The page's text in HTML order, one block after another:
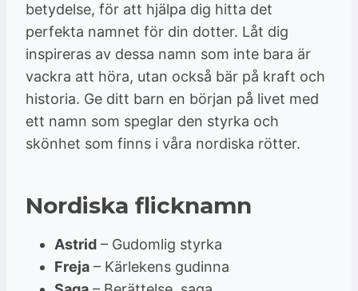
betydelse, för att hjälpa dig hitta det
perfekta namnet för din dotter. Låt dig
inspireras av dessa namn som inte bara är
vackra att höra, utan också bär på kraft och
historia. Ge ditt barn en början på livet med
ett namn som speglar den styrka och
skönhet som finns i våra nordiska rötter.
Nordiska flicknamn
Astrid – Gudomlig styrka
Freja – Kärlekens gudinna